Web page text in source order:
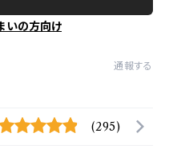
いの方向け
通報する
(295)